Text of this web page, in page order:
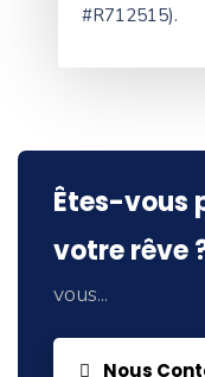
#R712515).
Êtes-vous
votre rêve
vous...
Nous